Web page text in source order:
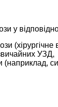
у
УЗД,